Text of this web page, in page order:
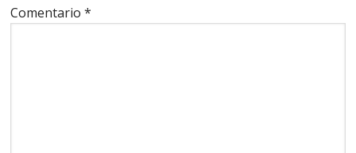
Comentario*